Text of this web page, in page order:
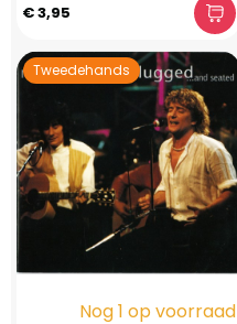
€ 3,95
Tweedehands
Nog 1 op voorraad